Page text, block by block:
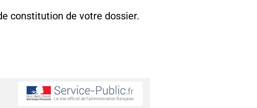
constitution de votre dossier.